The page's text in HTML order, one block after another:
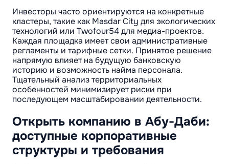
Инвесторы часто ориентируются на конкретные
кластеры, такие как Masdar City для экологических
технологий или Twofour54 для медиа-проектов.
Каждая площадка имеет свои административные
регламенты и тарифные сетки. Принятое решение
напрямую влияет на будущую банковскую
историю и возможность найма персонала.
Тщательный анализ территориальных
особенностей минимизирует риски при
последующем масштабировании деятельности.
Открыть компанию в Абу-Даби:
доступные корпоративные
структуры и требования